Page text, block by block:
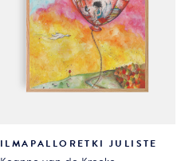
valinnat
tuotteen
sivulla.
ILMAPALLORETKI JULISTE